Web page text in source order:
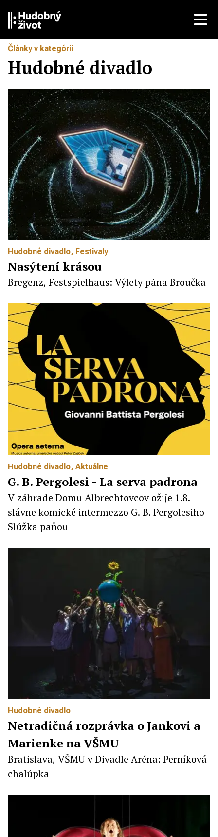
Články v kategórii
Hudobné divadlo
Hudobné divadlo, Festivaly
Nasýtení krásou
Bregenz, Festspielhaus: Výlety pána Broučka
Hudobné divadlo, Aktuálne
G. B. Pergolesi - La serva padrona
V záhrade Domu Albrechtovcov ožije 1.8.
slávne komické intermezzo G. B. Pergolesiho
Slúžka paňou
Hudobné divadlo
Netradičná rozprávka o Jankovi a
Marienke na VŠMU
Bratislava, VŠMU v Divadle Aréna: Perníková
chalúpka